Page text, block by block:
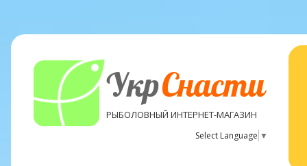
УкрСнасти
РЫБОЛОВНЫЙ ИНТЕРНЕТ-МАГАЗИН
Select Language ▼